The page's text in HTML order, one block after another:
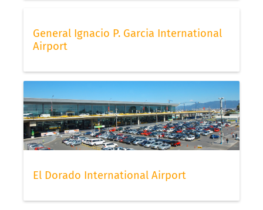
General Ignacio P. Garcia International
Airport
El Dorado International Airport